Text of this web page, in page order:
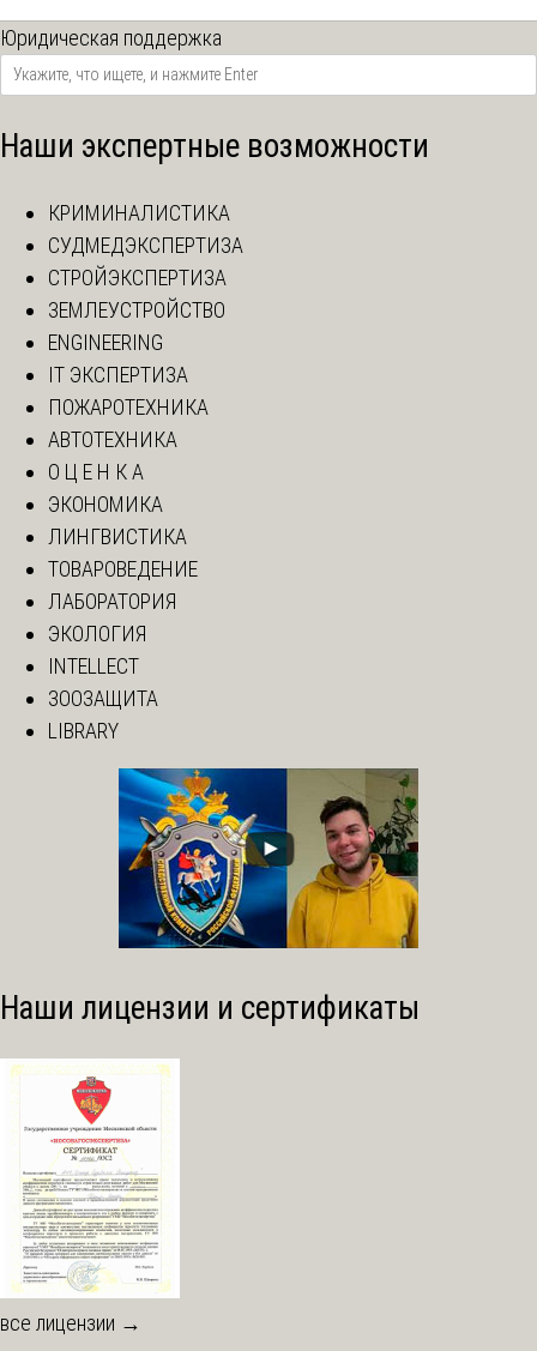
Юридическая поддержка
Наши экспертные возможности
КРИМИНАЛИСТИКА
СУДМЕДЭКСПЕРТИЗА
СТРОЙЭКСПЕРТИЗА
ЗЕМЛЕУСТРОЙСТВО
ENGINEERING
IT ЭКСПЕРТИЗА
ПОЖАРОТЕХНИКА
АВТОТЕХНИКА
О Ц Е Н К А
ЭКОНОМИКА
ЛИНГВИСТИКА
ТОВАРОВЕДЕНИЕ
ЛАБОРАТОРИЯ
ЭКОЛОГИЯ
INTELLECT
ЗООЗАЩИТА
LIBRARY
Наши лицензии и сертификаты
все лицензии →